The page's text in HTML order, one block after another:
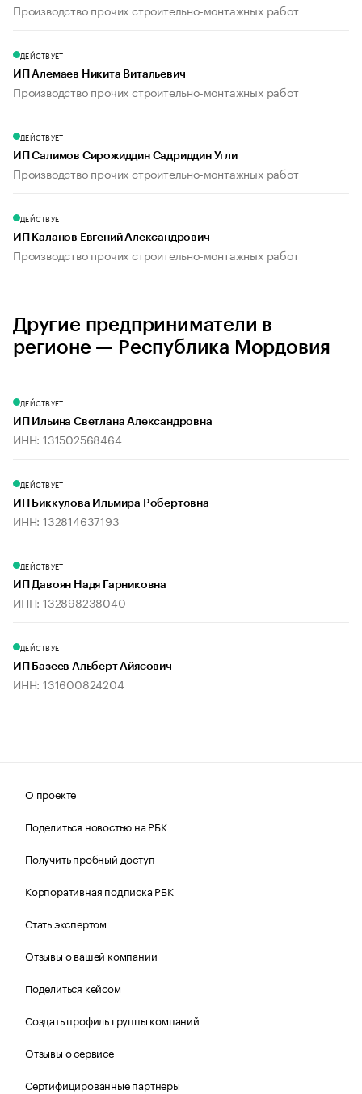
Производство прочих строительно-монтажных работ
ДЕЙСТВУЕТ
ИП Алемаев Никита Витальевич
Производство прочих строительно-монтажных работ
ДЕЙСТВУЕТ
ИП Салимов Сирожиддин Садриддин Угли
Производство прочих строительно-монтажных работ
ДЕЙСТВУЕТ
ИП Каланов Евгений Александрович
Производство прочих строительно-монтажных работ
Другие предприниматели в
регионе — Республика Мордовия
ДЕЙСТВУЕТ
ИП Ильина Светлана Александровна
ИНН: 131502568464
ДЕЙСТВУЕТ
ИП Биккулова Ильмира Робертовна
ИНН: 132814637193
ДЕЙСТВУЕТ
ИП Давоян Надя Гарниковна
ИНН: 132898238040
ДЕЙСТВУЕТ
ИП Базеев Альберт Айясович
ИНН: 131600824204
О проекте
Поделиться новостью на РБК
Получить пробный доступ
Корпоративная подписка РБК
Стать экспертом
Отзывы о вашей компании
Поделиться кейсом
Создать профиль группы компаний
Отзывы о сервисе
Сертифицированные партнеры